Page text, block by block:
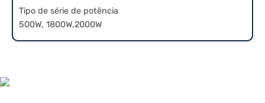
Tipo de série de potência
500W, 1800W,2000W